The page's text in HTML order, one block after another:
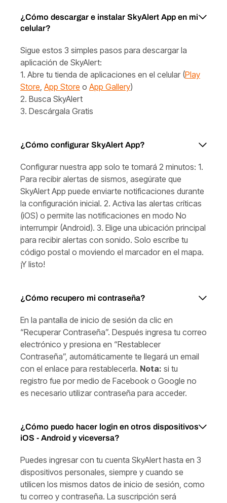
¿Cómo descargar e instalar SkyAlert App en mi
celular?
Sigue estos 3 simples pasos para descargar la
aplicación de SkyAlert:
1. Abre tu tienda de aplicaciones en el celular (Play
Store, App Store o App Gallery)
2. Busca SkyAlert
3. Descárgala Gratis
¿Cómo configurar SkyAlert App?
Configurar nuestra app solo te tomará 2 minutos: 1.
Para recibir alertas de sismos, asegúrate que
SkyAlert App puede enviarte notificaciones durante
la configuración inicial. 2. Activa las alertas críticas
(iOS) o permite las notificaciones en modo No
interrumpir (Android). 3. Elige una ubicación principal
para recibir alertas con sonido. Solo escribe tu
código postal o moviendo el marcador en el mapa.
¡Y listo!
¿Cómo recupero mi contraseña?
En la pantalla de inicio de sesión da clic en
“Recuperar Contraseña”. Después ingresa tu correo
electrónico y presiona en “Restablecer
Contraseña”, automáticamente te llegará un email
con el enlace para restablecerla. Nota: si tu
registro fue por medio de Facebook o Google no
es necesario utilizar contraseña para acceder.
¿Cómo puedo hacer login en otros dispositivos
iOS - Android y viceversa?
Puedes ingresar con tu cuenta SkyAlert hasta en 3
dispositivos personales, siempre y cuando se
utilicen los mismos datos de inicio de sesión, como
tu correo y contraseña. La suscripción será